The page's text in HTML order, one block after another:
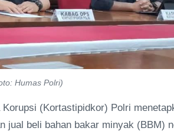
Humas Polri)
(Kortastipidkor) Polri
jual beli bahan bakar minyak (BBM)